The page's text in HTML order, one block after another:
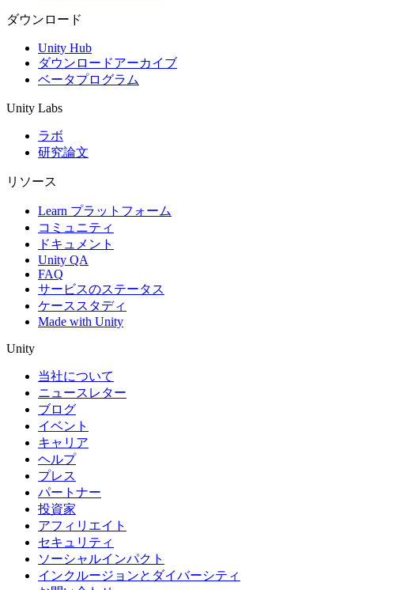
マルチプレイヤーゲーム
マルチプレイヤーゲーム制作を簡素化
ダウンロード
Unity Hub
ダウンロードアーカイブ
ベータプログラム
Unity Labs
ラボ
研究論文
リソース
Learn プラットフォーム
コミュニティ
ドキュメント
Unity QA
FAQ
サービスのステータス
ケーススタディ
Made with Unity
Unity
当社について
ニュースレター
ブログ
イベント
キャリア
ヘルプ
プレス
パートナー
投資家
アフィリエイト
セキュリティ
ソーシャルインパクト
インクルージョンとダイバーシティ